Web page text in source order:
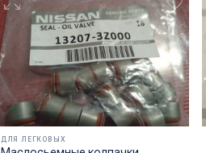
ДЛЯ ЛЕГКОВЫХ